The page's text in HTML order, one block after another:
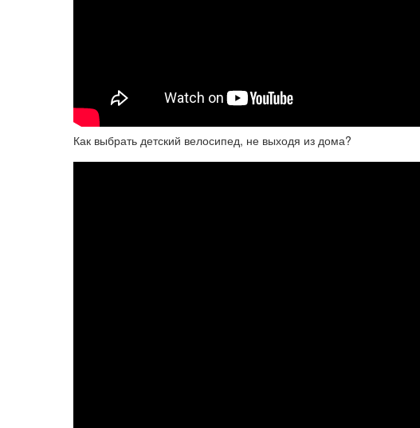
Как выбрать детский велосипед, не выходя из дома?